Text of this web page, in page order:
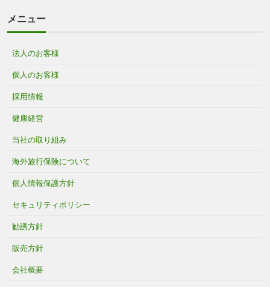
メニュー
法人のお客様
個人のお客様
採用情報
健康経営
当社の取り組み
海外旅行保険について
個人情報保護方針
セキュリティポリシー
勧誘方針
販売方針
会社概要